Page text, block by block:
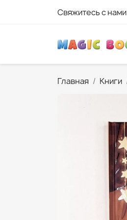
Свяжитесь с нами
Главная Книги